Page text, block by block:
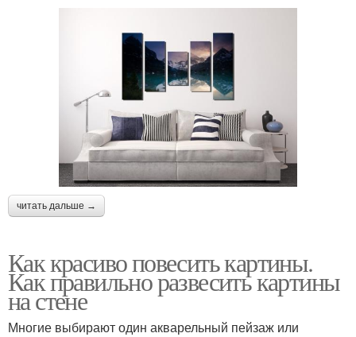
читать дальше →
Как красиво повесить картины.
Как правильно развесить картины
на стене
Многие выбирают один акварельный пейзаж или